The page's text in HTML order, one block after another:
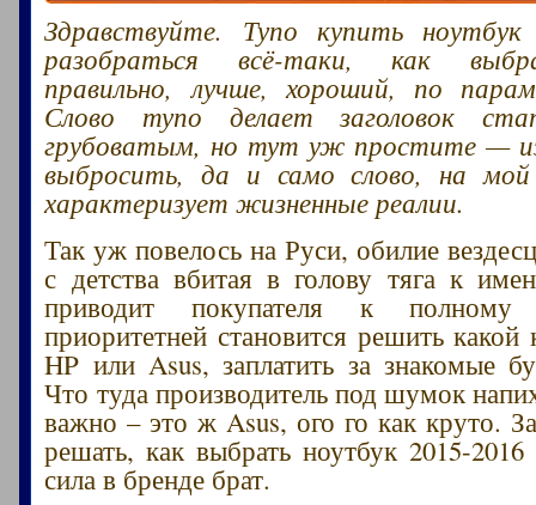
Здравствуйте. Тупо купить
разобраться всё-таки, как
правильно, лучше, хороший, по
Слово тупо делает заголовок
грубоватым, но тут уж простите — из
выбросить, да и само слово, на мой
характеризует жизненные реалии.
Так уж повелось на Руси, обилие
с детства вбитая в голову тяга к
приводит покупателя к
приоритетней становится решить какой
HP или Asus, заплатить за знакомые
Что туда производитель под шумок
важно – это ж Asus, ого го как круто.
решать, как выбрать ноутбук 2015-
сила в бренде брат.